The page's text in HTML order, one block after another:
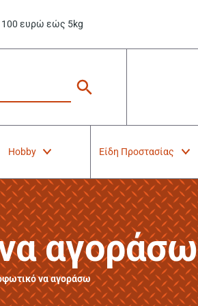
ευρώ εώς 5kg
Hobby Είδη Προστασίας
αγοράσω
να αγοράσω